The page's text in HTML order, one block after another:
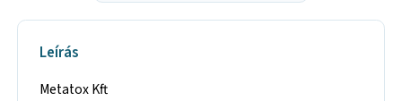
Leírás
Metatox Kft